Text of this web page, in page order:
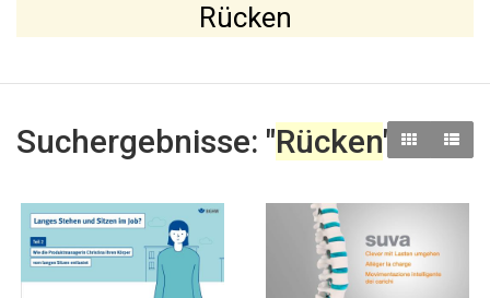
Rücken
Suchergebnisse: "Rücken"